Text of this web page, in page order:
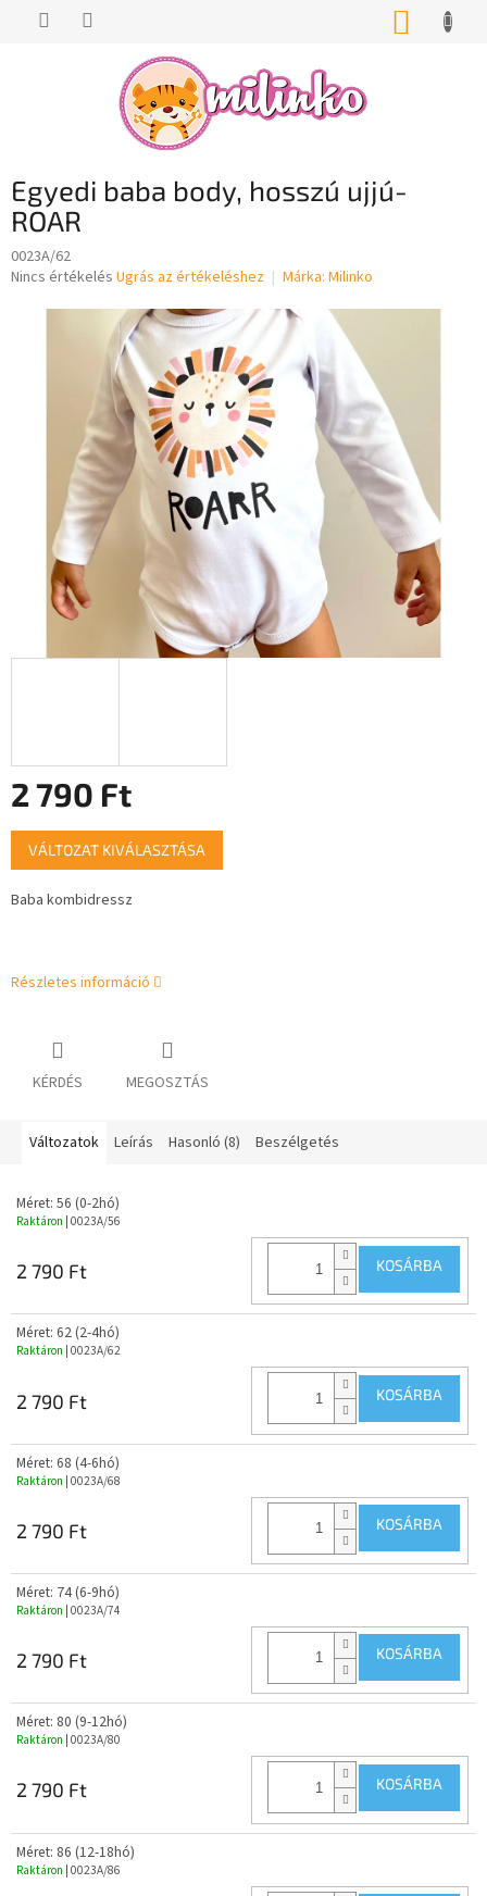
KOSÁR
Egyedi baba body, hosszú ujjú-
ROAR
0023A/62
A
Nincs értékelés Ugrás az értékeléshez Márka: Milinko
2 790 Ft
Egységár:
VÁLTOZAT KIVÁLASZTÁSA
Baba kombidressz
Részletes információ
KÉRDÉS MEGOSZTÁS
Változatok Leírás Hasonló (8) Beszélgetés
Méret: 56 (0-2hó)
Raktáron | 0023A/56
2 790 Ft KOSÁRBA
Méret: 62 (2-4hó)
Raktáron | 0023A/62
2 790 Ft KOSÁRBA
Méret: 68 (4-6hó)
Raktáron | 0023A/68
2 790 Ft KOSÁRBA
Méret: 74 (6-9hó)
Raktáron | 0023A/74
2 790 Ft KOSÁRBA
Méret: 80 (9-12hó)
Raktáron | 0023A/80
2 790 Ft KOSÁRBA
Méret: 86 (12-18hó)
Raktáron | 0023A/86